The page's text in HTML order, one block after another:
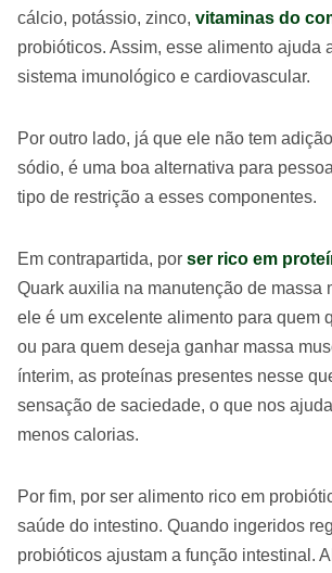
cálcio, potássio, zinco, vitaminas do
probióticos. Assim, esse alimento ajuda
sistema imunológico e cardiovascular.
Por outro lado, já que ele não tem
sódio, é uma boa alternativa para
tipo de restrição a esses componentes.
Em contrapartida, por ser rico em
Quark auxilia na manutenção de massa
ele é um excelente alimento para quem
ou para quem deseja ganhar massa
ínterim, as proteínas presentes nesse
sensação de saciedade, o que nos
menos calorias.
Por fim, por ser alimento rico em
saúde do intestino. Quando ingeridos
probióticos ajustam a função intestinal.